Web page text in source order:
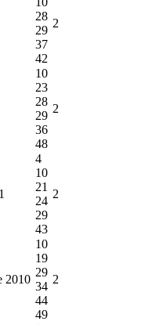
28
29
37
42
2
10
23
28
29
36
48
2
4
10
21
24
29
43
2
2010
10
19
29
34
44
49
2